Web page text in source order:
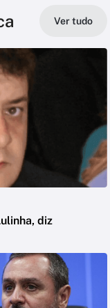
Ver tudo
diz